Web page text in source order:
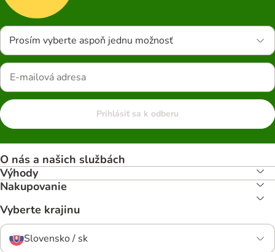
Prosím vyberte aspoň jednu možnosť
Prihlásiť sa k odberu
O nás a našich službách
Výhody
Nakupovanie
Vyberte krajinu
Slovensko / sk